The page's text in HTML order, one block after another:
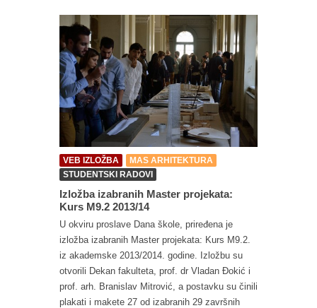
VEB IZLOŽBA
MAS ARHITEKTURA
STUDENTSKI RADOVI
Izložba izabranih Master projekata:
Kurs M9.2 2013/14
U okviru proslave Dana škole, priređena je
izložba izabranih Master projekata: Kurs M9.2.
iz akademske 2013/2014. godine. Izložbu su
otvorili Dekan fakulteta, prof. dr Vladan Đokić i
prof. arh. Branislav Mitrović, a postavku su činili
plakati i makete 27 od izabranih 29 završnih